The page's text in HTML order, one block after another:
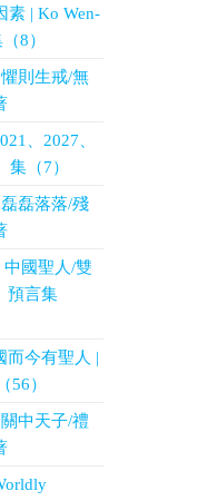
素 | Ko Wen-
8）
則生戒/無
、2027、
（7）
磊落落/殘
國聖人/雙
預言集
而今有聖人 |
56）
中天子/禮